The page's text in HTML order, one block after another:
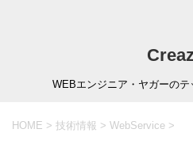
WEBエンジニア・ヤガーの
HOME > 技術情報 > WebService >